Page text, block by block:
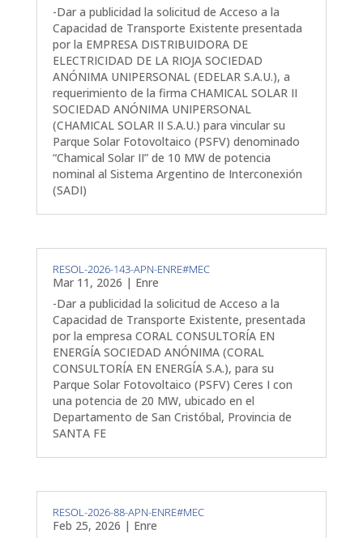
-Dar a publicidad la solicitud de Acceso a la
Capacidad de Transporte Existente presentada
por la EMPRESA DISTRIBUIDORA DE
ELECTRICIDAD DE LA RIOJA SOCIEDAD
ANÓNIMA UNIPERSONAL (EDELAR S.A.U.), a
requerimiento de la firma CHAMICAL SOLAR II
SOCIEDAD ANÓNIMA UNIPERSONAL
(CHAMICAL SOLAR II S.A.U.) para vincular su
Parque Solar Fotovoltaico (PSFV) denominado
“Chamical Solar II” de 10 MW de potencia
nominal al Sistema Argentino de Interconexión
(SADI)
RESOL-2026-143-APN-ENRE#MEC
Mar 11, 2026 | Enre
-Dar a publicidad la solicitud de Acceso a la
Capacidad de Transporte Existente, presentada
por la empresa CORAL CONSULTORÍA EN
ENERGÍA SOCIEDAD ANÓNIMA (CORAL
CONSULTORÍA EN ENERGÍA S.A.), para su
Parque Solar Fotovoltaico (PSFV) Ceres I con
una potencia de 20 MW, ubicado en el
Departamento de San Cristóbal, Provincia de
SANTA FE
RESOL-2026-88-APN-ENRE#MEC
Feb 25, 2026 | Enre